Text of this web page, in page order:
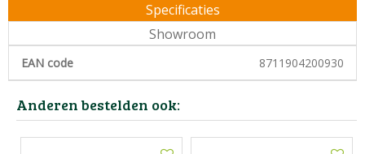
Specificaties
Showroom
EAN code 8711904200930
Anderen bestelden ook: